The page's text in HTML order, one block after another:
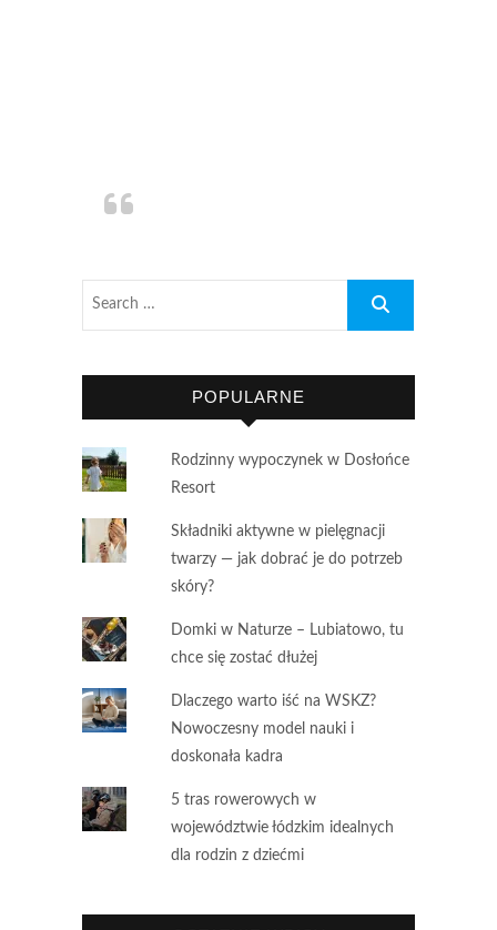
POPULARNE
Rodzinny wypoczynek w Dosłońce
Resort
Składniki aktywne w pielęgnacji
twarzy — jak dobrać je do potrzeb
skóry?
Domki w Naturze – Lubiatowo, tu
chce się zostać dłużej
Dlaczego warto iść na WSKZ?
Nowoczesny model nauki i
doskonała kadra
5 tras rowerowych w
województwie łódzkim idealnych
dla rodzin z dziećmi